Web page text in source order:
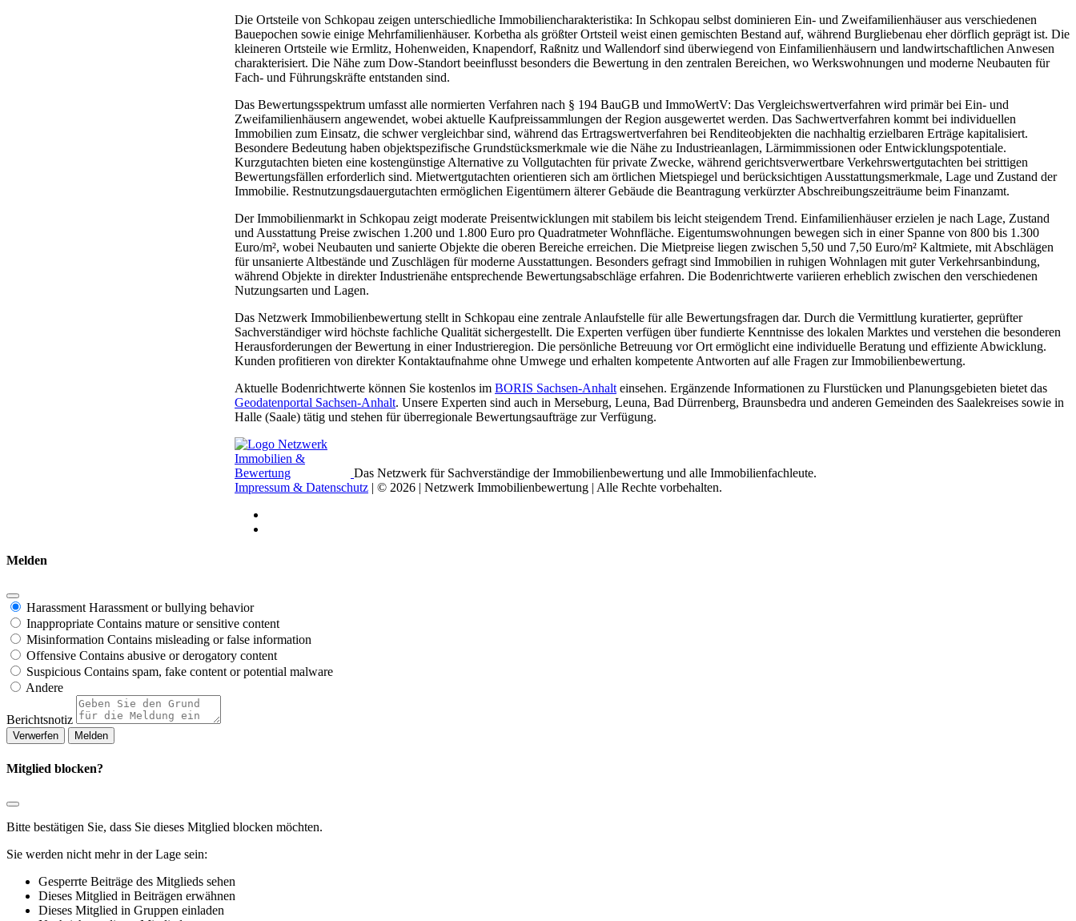
Die Ortsteile von Schkopau zeigen unterschiedliche Immobiliencharakteristika: In Schkopau selbst dominieren Ein- und Zweifamilienhäuser aus verschiedenen
Bauepochen sowie einige Mehrfamilienhäuser. Korbetha als größter Ortsteil weist einen gemischten Bestand auf, während Burgliebenau eher dörflich geprägt ist. Die
kleineren Ortsteile wie Ermlitz, Hohenweiden, Knapendorf, Raßnitz und Wallendorf sind überwiegend von Einfamilienhäusern und landwirtschaftlichen Anwesen
charakterisiert. Die Nähe zum Dow-Standort beeinflusst besonders die Bewertung in den zentralen Bereichen, wo Werkswohnungen und moderne Neubauten für
Fach- und Führungskräfte entstanden sind.
Das Bewertungsspektrum umfasst alle normierten Verfahren nach § 194 BauGB und ImmoWertV: Das Vergleichswertverfahren wird primär bei Ein- und
Zweifamilienhäusern angewendet, wobei aktuelle Kaufpreissammlungen der Region ausgewertet werden. Das Sachwertverfahren kommt bei individuellen
Immobilien zum Einsatz, die schwer vergleichbar sind, während das Ertragswertverfahren bei Renditeobjekten die nachhaltig erzielbaren Erträge kapitalisiert.
Besondere Bedeutung haben objektspezifische Grundstücksmerkmale wie die Nähe zu Industrieanlagen, Lärmimmissionen oder Entwicklungspotentiale.
Kurzgutachten bieten eine kostengünstige Alternative zu Vollgutachten für private Zwecke, während gerichtsverwertbare Verkehrswertgutachten bei strittigen
Bewertungsfällen erforderlich sind. Mietwertgutachten orientieren sich am örtlichen Mietspiegel und berücksichtigen Ausstattungsmerkmale, Lage und Zustand der
Immobilie. Restnutzungsdauergutachten ermöglichen Eigentümern älterer Gebäude die Beantragung verkürzter Abschreibungszeiträume beim Finanzamt.
Der Immobilienmarkt in Schkopau zeigt moderate Preisentwicklungen mit stabilem bis leicht steigendem Trend. Einfamilienhäuser erzielen je nach Lage, Zustand
und Ausstattung Preise zwischen 1.200 und 1.800 Euro pro Quadratmeter Wohnfläche. Eigentumswohnungen bewegen sich in einer Spanne von 800 bis 1.300
Euro/m², wobei Neubauten und sanierte Objekte die oberen Bereiche erreichen. Die Mietpreise liegen zwischen 5,50 und 7,50 Euro/m² Kaltmiete, mit Abschlägen
für unsanierte Altbestände und Zuschlägen für moderne Ausstattungen. Besonders gefragt sind Immobilien in ruhigen Wohnlagen mit guter Verkehrsanbindung,
während Objekte in direkter Industrienähe entsprechende Bewertungsabschläge erfahren. Die Bodenrichtwerte variieren erheblich zwischen den verschiedenen
Nutzungsarten und Lagen.
Das Netzwerk Immobilienbewertung stellt in Schkopau eine zentrale Anlaufstelle für alle Bewertungsfragen dar. Durch die Vermittlung kuratierter, geprüfter
Sachverständiger wird höchste fachliche Qualität sichergestellt. Die Experten verfügen über fundierte Kenntnisse des lokalen Marktes und verstehen die besonderen
Herausforderungen der Bewertung in einer Industrieregion. Die persönliche Betreuung vor Ort ermöglicht eine individuelle Beratung und effiziente Abwicklung.
Kunden profitieren von direkter Kontaktaufnahme ohne Umwege und erhalten kompetente Antworten auf alle Fragen zur Immobilienbewertung.
Aktuelle Bodenrichtwerte können Sie kostenlos im BORIS Sachsen-Anhalt einsehen. Ergänzende Informationen zu Flurstücken und Planungsgebieten bietet das
Geodatenportal Sachsen-Anhalt. Unsere Experten sind auch in Merseburg, Leuna, Bad Dürrenberg, Braunsbedra und anderen Gemeinden des Saalekreises sowie in
Halle (Saale) tätig und stehen für überregionale Bewertungsaufträge zur Verfügung.
Das Netzwerk für Sachverständige der Immobilienbewertung und alle Immobilienfachleute.
Impressum & Datenschutz | © 2026 | Netzwerk Immobilienbewertung | Alle Rechte vorbehalten.
Melden
Harassment Harassment or bullying behavior
Inappropriate Contains mature or sensitive content
Misinformation Contains misleading or false information
Offensive Contains abusive or derogatory content
Suspicious Contains spam, fake content or potential malware
Andere
Berichtsnotiz
Melden
Mitglied blocken?
Bitte bestätigen Sie, dass Sie dieses Mitglied blocken möchten.
Sie werden nicht mehr in der Lage sein:
Gesperrte Beiträge des Mitglieds sehen
Dieses Mitglied in Beiträgen erwähnen
Dieses Mitglied in Gruppen einladen